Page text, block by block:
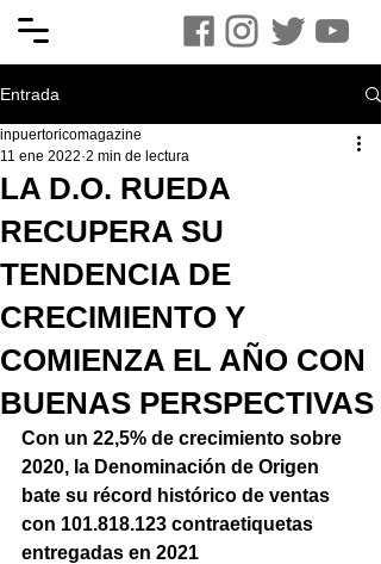
Entrada
LA D.O. RUEDA
RECUPERA SU
TENDENCIA DE
CRECIMIENTO Y
COMIENZA EL AÑO CON
BUENAS PERSPECTIVAS
inpuertoricomagazine
11 ene 2022 2 min de lectura
Con un 22,5% de crecimiento sobre
2020, la Denominación de Origen
bate su récord histórico de ventas
con 101.818.123 contraetiquetas
entregadas en 2021